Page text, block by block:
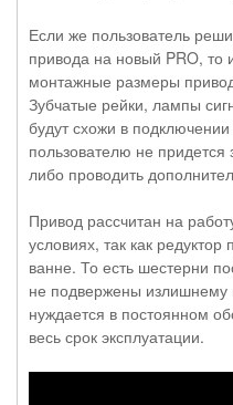
Если же пользователь
привода на новый PRO, то
монтажные размеры
Зубчатые рейки, лампы
будут схожи в
пользователю не
либо проводить
Привод рассчитан на
условиях, так как
ванне. То есть шестерни
не подвержены
нуждается в постоянном
весь срок эксплуатации.